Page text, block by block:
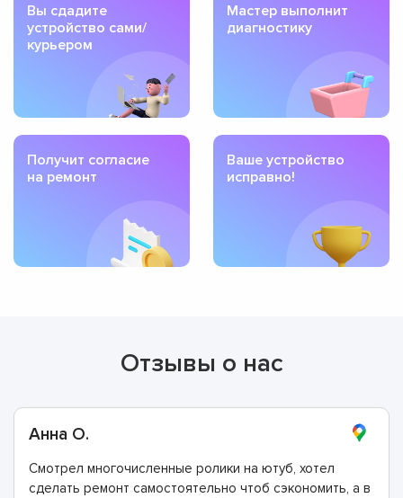
Вы сдадите
устройство сами/
курьером
Мастер выполнит
диагностику
Получит согласие
на ремонт
Ваше устройство
исправно!
Отзывы о нас
Анна О.
Смотрел многочисленные ролики на ютуб, хотел
сделать ремонт самостоятельно чтоб сэкономить, а в